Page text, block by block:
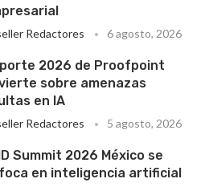
Redactores 6 agosto, 2026
2026 de Proofpoint
sobre amenazas
en IA
Redactores 5 agosto, 2026
Summit 2026 México se
en inteligencia artificial